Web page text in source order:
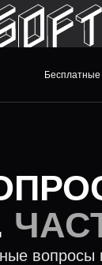
Бесплатные
вопросы